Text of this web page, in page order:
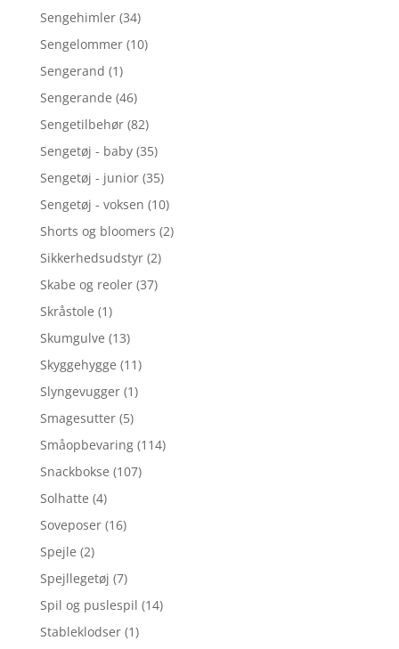
Sengehimler (34)
Sengelommer (10)
Sengerand (1)
Sengerande (46)
Sengetilbehør (82)
Sengetøj - baby (35)
Sengetøj - junior (35)
Sengetøj - voksen (10)
Shorts og bloomers (2)
Sikkerhedsudstyr (2)
Skabe og reoler (37)
Skråstole (1)
Skumgulve (13)
Skyggehygge (11)
Slyngevugger (1)
Smagesutter (5)
Småopbevaring (114)
Snackbokse (107)
Solhatte (4)
Soveposer (16)
Spejle (2)
Spejllegetøj (7)
Spil og puslespil (14)
Stableklodser (1)